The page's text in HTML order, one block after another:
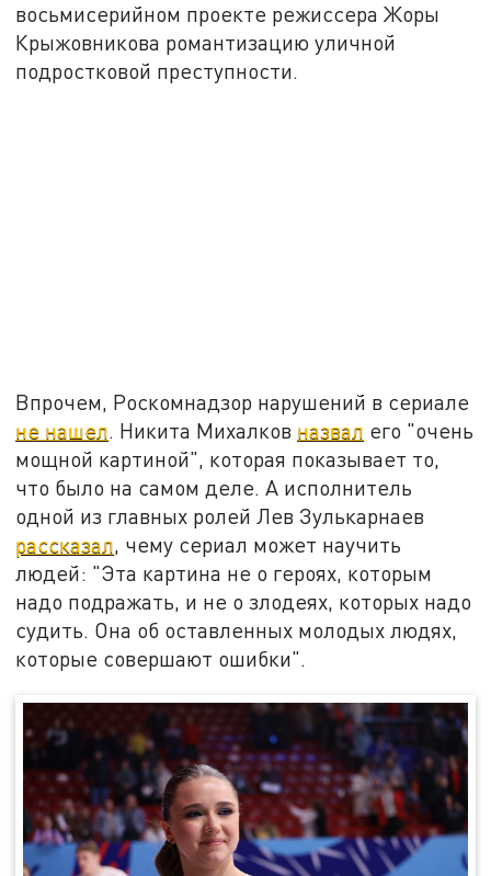
восьмисерийном проекте режиссера Жоры
Крыжовникова романтизацию уличной
подростковой преступности.
Впрочем, Роскомнадзор нарушений в сериале
не нашел. Никита Михалков назвал его "очень
мощной картиной", которая показывает то,
что было на самом деле. А исполнитель
одной из главных ролей Лев Зулькарнаев
рассказал, чему сериал может научить
людей: "Эта картина не о героях, которым
надо подражать, и не о злодеях, которых надо
судить. Она об оставленных молодых людях,
которые совершают ошибки".